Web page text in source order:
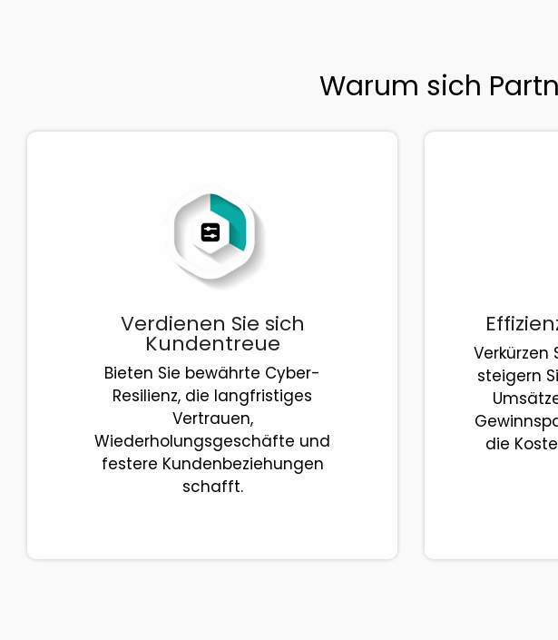
Warum sich
Verdienen Sie sich
Kundentreue
Bieten Sie bewährte Cyber-
Resilienz, die langfristiges
Vertrauen,
Wiederholungsgeschäfte und
festere Kundenbeziehungen
schafft.
Verkürzen
steigern
die